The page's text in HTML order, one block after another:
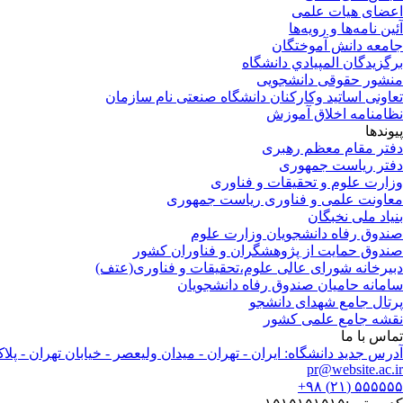
اعضای هیات علمی
آئین نامه‌ها و رویه‌ها
جامعه دانش آموختگان
برگزيدگان المپيادي دانشگاه
منشور حقوقی دانشجویی
تعاونی اساتید وکارکنان دانشگاه صنعتی نام سازمان
نظامنامه اخلاق آموزش
پیوندها
دفتر مقام معظم رهبری
دفتر ریاست جمهوری
وزارت علوم و تحقیقات و فناوری
معاونت علمی و فناوری ریاست جمهوری
بنیاد ملی نخبگان
صندوق رفاه دانشجویان وزارت علوم
صندوق حمایت از پژوهشگران و فناوران کشور
دبیرخانه شورای عالی علوم،تحقیقات و فناوری(عتف)
سامانه حامیان صندوق رفاه دانشجویان
پرتال جامع شهدای دانشجو
نقشه جامع علمی کشور
تماس با ما
آدرس جدید دانشگاه: ایران - تهران - میدان ولیعصر - خیابان تهران - پلاک ۵۵۵ .صندوق پستی :۴۴۱۳-
pr@website.ac.ir
۵۵۵۵۵۵ (۲۱) ۹۸+